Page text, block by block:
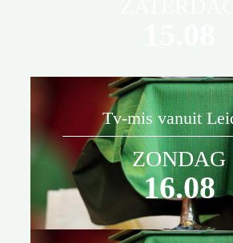
De viering is onderdeel
Laurentius estafette in het
jubileumjaar.
Tv-mis vanuit
ZONDAG
16.08